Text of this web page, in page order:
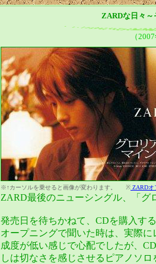
ZARDな日々～
（
※↑カーソルを乗せると画像が変わります。 ※ ZARDオ
ZARD最後のニューシングル、「グ
発売日を待ちかねて、CDを購入す
オープニングで聞いた時は、実際
成度が低い感じで心配でしたが、
しは切なさを感じさせるピアノソ